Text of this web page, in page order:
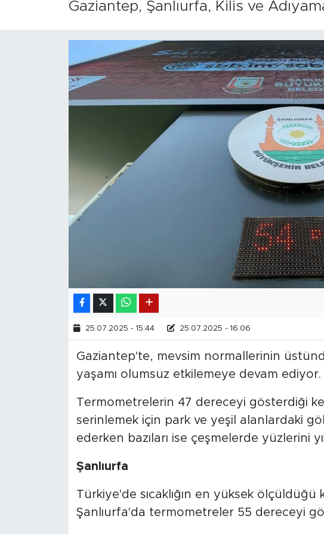
Gaziantep, Şanlıurfa, Kilis ve
25.07.2025 - 15:44 25.07.2025 - 16:06
Gaziantep'te, mevsim normallerinin
yaşamı olumsuz etkilemeye devam ediyor.
Termometrelerin 47 dereceyi gösterdiği
serinlemek için park ve yeşil alanlardaki
ederken bazıları ise çeşmelerde yüzlerini
Şanlıurfa
Türkiye'de sıcaklığın en yüksek
Şanlıurfa'da termometreler 55 dereceyi